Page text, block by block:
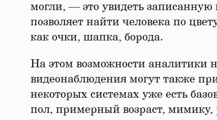
могли, — это увидеть записанную
позволяет найти человека по
как очки, шапка, борода.
На этом возможности аналитики
видеонаблюдения могут также
некоторых системах уже есть
пол, примерный возраст,